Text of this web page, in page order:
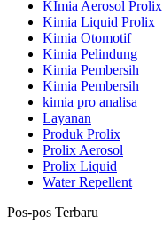
KImia Aerosol Prolix
Kimia Liquid Prolix
Kimia Otomotif
Kimia Pelindung
Kimia Pembersih
Kimia Pembersih
kimia pro analisa
Layanan
Produk Prolix
Prolix Aerosol
Prolix Liquid
Water Repellent
Pos-pos Terbaru